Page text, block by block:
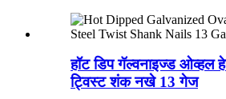
हॉट डिप गॅल्वनाइज्ड ओव्हल
ट्विस्ट शंक नखे 13 गेज